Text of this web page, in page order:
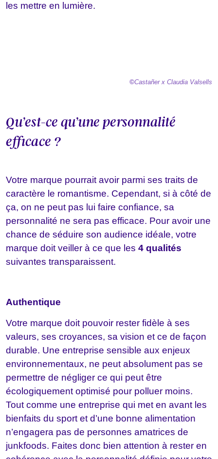
les mettre en lumière.
©Castañerx Claudia Valsells
Qu’est-ce qu’une personnalité
efficace ?
Votre marque pourrait avoir parmi ses traits de
caractère le romantisme. Cependant, si à côté de
ça, on ne peut pas lui faire confiance, sa
personnalité ne sera pas efficace. Pour avoir une
chance de séduire son audience idéale, votre
marque doit veiller à ce que les 4 qualités
suivantes transparaissent.
Authentique
Votre marque doit pouvoir rester fidèle à ses
valeurs, ses croyances, sa vision et ce de façon
durable. Une entreprise sensible aux enjeux
environnementaux, ne peut absolument pas se
permettre de négliger ce qui peut être
écologiquement optimisé pour polluer moins.
Tout comme une entreprise qui met en avant les
bienfaits du sport et d’une bonne alimentation
n’engagera pas de personnes amatrices de
junkfoods. Faites donc bien attention à rester en